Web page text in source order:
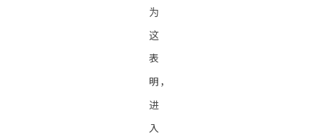
为
这
表
明，
进
入